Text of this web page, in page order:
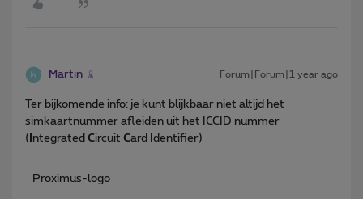
Martin Forum|Forum|1 year ago
Ter bijkomende info: je kunt blijkbaar niet altijd het
simkaartnummer afleiden uit het ICCID nummer
( ntegrated Circuit Card dentifier)
Proximus-logo